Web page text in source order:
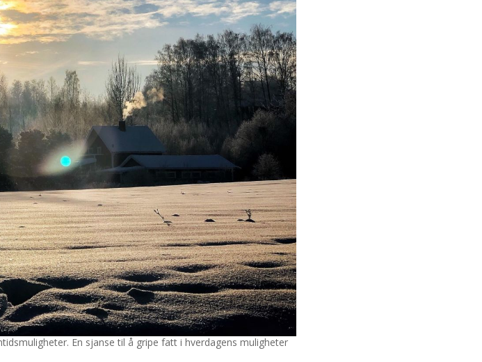
En sjanse til å gripe fatt i hverdagens muligheter